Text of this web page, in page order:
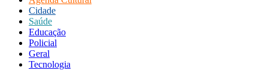
Cidade
Saúde
Educação
Policial
Geral
Tecnologia